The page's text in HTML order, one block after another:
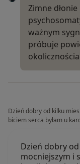
Zimne
ważnym
próbuje
Dzień dobry od kilku
biciem serca byłam u
Dzień dobry
mocniejszym i